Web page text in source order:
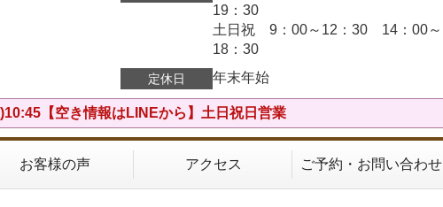
19：30
土日祝 9：00～12：30 14：00～
18：30
定休日 年末年始
【空き情報はLINEから】土日祝日営業
お客様の声 アクセス ご予約・お問い合わせ